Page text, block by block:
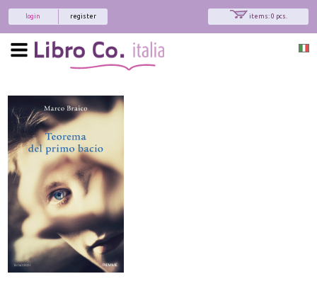
items: 0 pcs.
register
login